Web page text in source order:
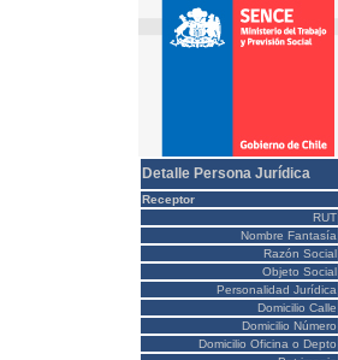
Detalle Persona Jurídica
Receptor
RUT
Nombre Fantasía
Razón Social
Objeto Social
Personalidad Jurídica
Domicilio Calle
Domicilio Número
Domicilio Oficina o Depto